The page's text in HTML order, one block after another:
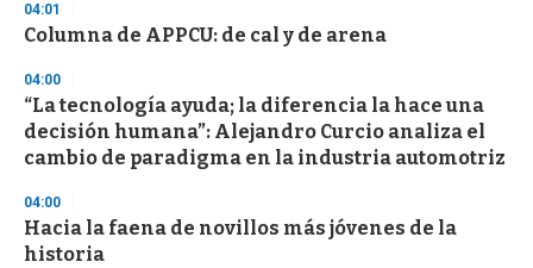
04:01
Columna de APPCU: de cal y de arena
04:00
“La tecnología ayuda; la diferencia la hace una
decisión humana”: Alejandro Curcio analiza el
cambio de paradigma en la industria automotriz
04:00
Hacia la faena de novillos más jóvenes de la
historia